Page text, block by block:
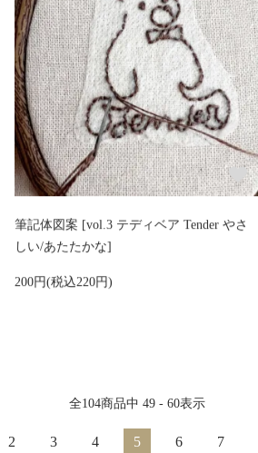
筆記体図案 [vol.3 テディベア Tender やさ
しい/あたたかな]
200円(税込220円)
全104商品中 49 - 60表示
2 3 4 5 6 7